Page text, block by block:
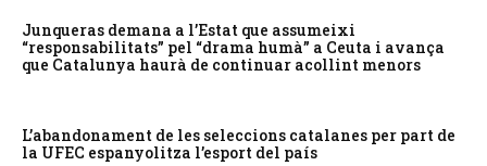
Junqueras demana a l’Estat que assumeixi
“responsabilitats” pel “drama humà” a Ceuta i avança
que Catalunya haurà de continuar acollint menors
L’abandonament de les seleccions catalanes per part de
la UFEC espanyolitza l’esport del país